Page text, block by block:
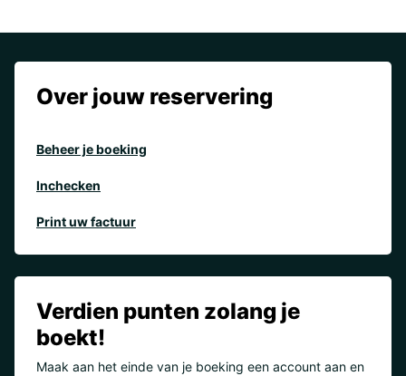
Over jouw reservering
Beheer je boeking
Inchecken
Print uw factuur
Verdien punten zolang je
boekt!
Maak aan het einde van je boeking een account aan en